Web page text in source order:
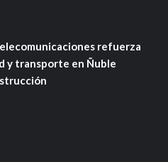
refuerza
y transporte en Ñuble